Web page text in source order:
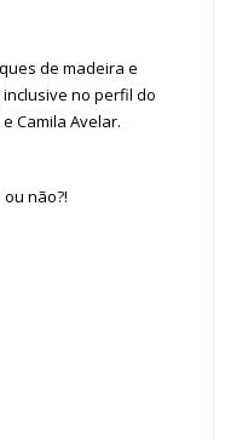
de madeira e
no perfil do
Camila Avelar.
não?!